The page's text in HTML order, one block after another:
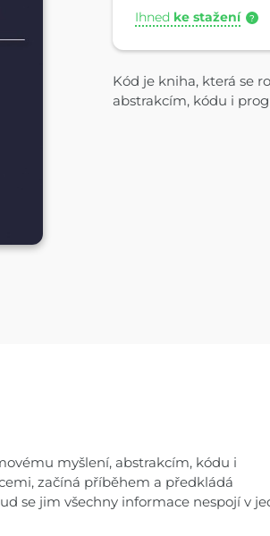
Ihned ke stažení ?
Kód je kniha, která se
abstrakcím, kódu i
myšlení, abstrakcím, kódu i
začíná příběhem a předkládá
se jim všechny informace nespojí v